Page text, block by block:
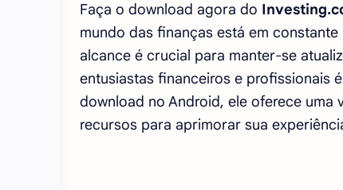
Faça o download agora do
mundo das finanças está em
alcance é crucial para manter-se
entusiastas financeiros e profissionais
download no Android, ele oferece uma
recursos para aprimorar sua